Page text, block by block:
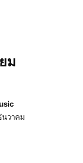
ม
นวาคม